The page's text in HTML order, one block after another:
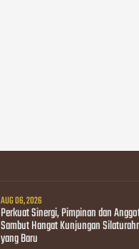
AUG 06, 2026
Perkuat Sinergi, Pimpinan dan
Sambut Hangat Kunjungan
yang Baru